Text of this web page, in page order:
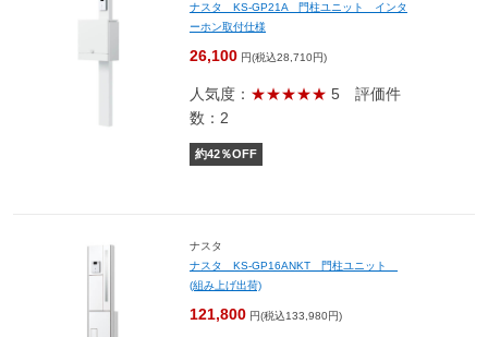
ナスタ KS-GP21A 門柱ユニット インタ
ーホン取付仕様
26,100 円(税込28,710円)
人気度： ★★★★★ 5 評価件
数：2
約42％OFF
ナスタ
ナスタ KS-GP16ANKT 門柱ユニット
(組み上げ出荷)
121,800 円(税込133,980円)